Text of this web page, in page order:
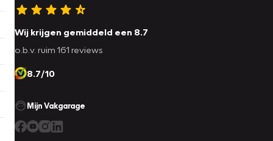
Wij krijgen gemiddeld een 8.7
o.b.v. ruim 161 reviews
8.7/10
Mijn Vakgarage